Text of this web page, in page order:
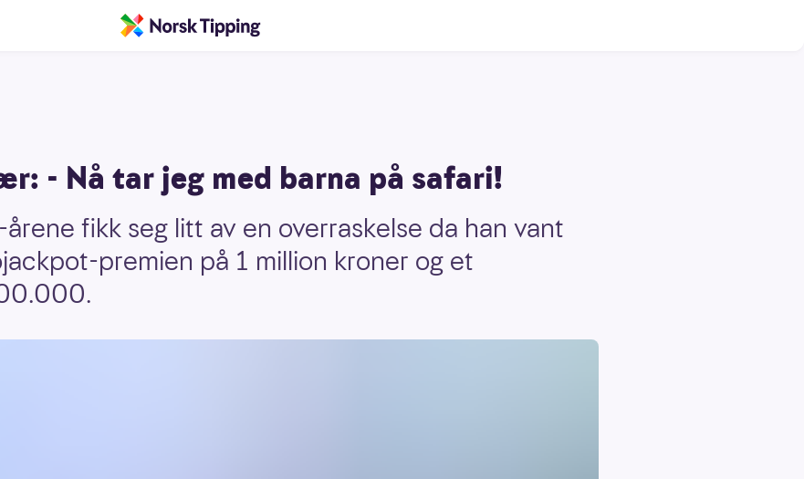
- Nå tar jeg med barna på safari!
fikk seg litt av en overraskelse da han vant
premien på 1 million kroner og et